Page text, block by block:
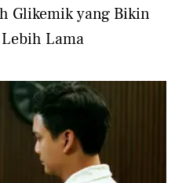
Glikemik yang Bikin
Lama